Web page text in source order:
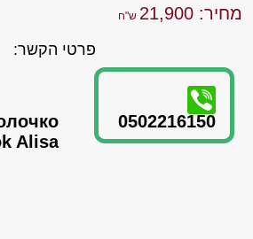
מחיר: 21,900
פרטי הקשר:
0502216150
Alisa